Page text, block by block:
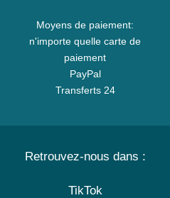
Moyens de paiement:
n'importe quelle carte de
paiement
PayPal
Transferts 24
Retrouvez-nous dans :
TikTok